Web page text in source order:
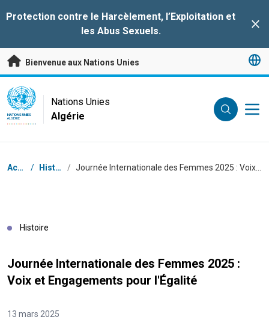
Protection contre le Harcèlement, l’Exploitation et
les Abus Sexuels.
Bienvenue aux Nations Unies
UN Logo
NATIONS UNIES
ALGÉRIE
Nations Unies
Algérie
Fil d'Ariane
Accueil / Histoires / Journée Internationale des Femmes 2025 : Voix et Engagements pour l'Égalité
Histoire
Journée Internationale des Femmes 2025 :
Voix et Engagements pour l'Égalité
13 mars 2025